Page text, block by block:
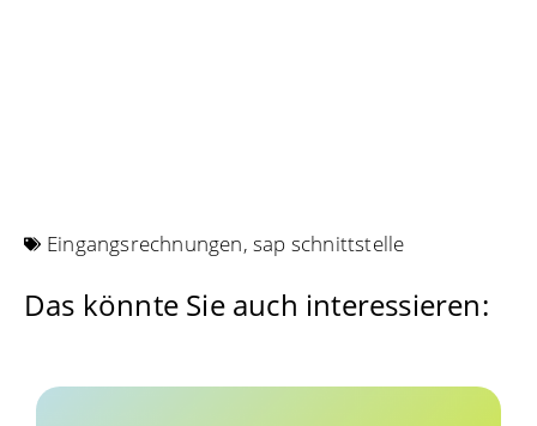
Eingangsrechnungen,sap schnittstelle
Das könnte Sie auch interessieren: